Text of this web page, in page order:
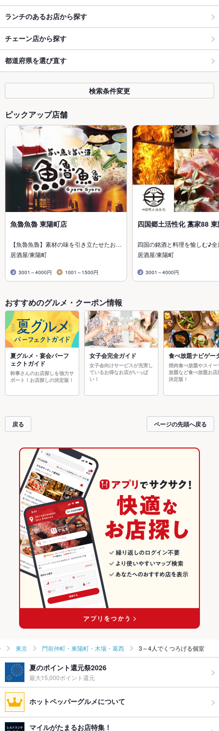
ランチのあるお店から探す
チェーン店から探す
都道府県を選び直す
検索条件変更
ピックアップ店舗
魚魯魚魯 東陽町店
【魚魯魚魯】素材の味を引き立たせたお…
居酒屋/東陽町
3001～4000円 1001～1500円
四国郷土活性化 藁家88
四国の銘酒と料理を愉しむ♪
居酒屋/東陽町
3001～4000円
おすすめのグルメ・クーポン情報
夏グルメ・宴会パーフ
ェクトガイド
幹事さんのお店探しを強力サ
ポート！お店探しの決定版！
女子会完全ガイド
女子会向けサービスが充実し
ているお得なお店がいっぱ
い！
食べ放題ナビゲー
焼肉食べ放題やスイー
放題など食べ放題お店
決定版！
戻る ページの先頭へ戻る
東京 門前仲町・東陽町・木場・葛西 3～4人でくつろげる個室
夏のポイント還元祭2026
最大15,000ポイント還元
ホットペッパーグルメについて
マイルがたまるお店特集！